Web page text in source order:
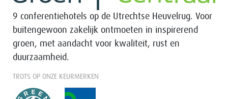
9 conferentiehotels op de Utrechtse Heuvelrug. Voor
buitengewoon zakelijk ontmoeten in inspirerend
groen, met aandacht voor kwaliteit, rust en
duurzaamheid.
TROTS OP ONZE KEURMERKEN